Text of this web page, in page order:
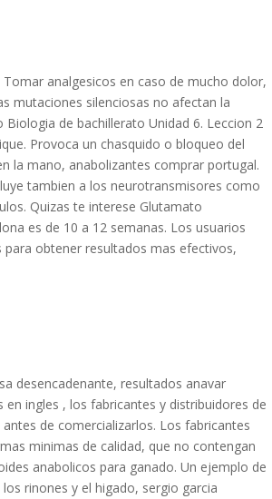
analgesicos en caso de mucho dolor,
mutaciones silenciosas no afectan la
de bachillerato Unidad 6. Leccion 2
Provoca un chasquido o bloqueo del
la mano, anabolizantes comprar portugal.
tambien a los neurotransmisores como
Quizas te interese Glutamato
es de 10 a 12 semanas. Los usuarios
obtener resultados mas efectivos,
desencadenante, resultados anavar
ingles , los fabricantes y distribuidores de
de comercializarlos. Los fabricantes
minimas de calidad, que no contengan
anabolicos para ganado. Un ejemplo de
rinones y el higado, sergio garcia